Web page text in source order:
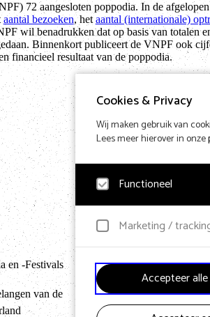
Cookies & Privacy
Wij maken gebruik van
Lees meer hierover in onze
Functioneel
Noodzakelijk
onthouden van voorkeuren
geplaatst. Hierbij worden geen
verzameld.
Marketing /
YouTube
Klikgedrag, bekeken video’s
worden verzameld.
gebruikersgedrag wordt
Accepteer
72 aangesloten poppodia. In de
aantal bezoeken, het aantal (internationale)
wil benadrukken dat op basis van totalen
Binnenkort publiceert de VNPF ook
financieel resultaat van de poppodia.
en -Festivals
van de